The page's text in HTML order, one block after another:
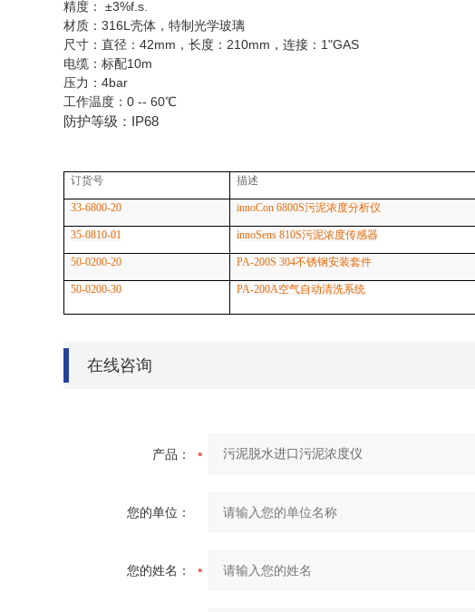
精度： ±3%f.s.
材质：316L壳体，特制光学玻璃
尺寸：直径：42mm，长度：210mm，连接：1"GAS
电缆：标配10m
压力：4bar
工作温度：0 -- 60℃
防护等级：IP68
订货号 描述
33-6800-20 innoCon 6800S污泥浓度分析仪
35-0810-01 innoSens 810S污泥浓度传感器
50-0200-20 PA-200S 304不锈钢安装套件
50-0200-30 PA-200A空气自动清洗系统
在线咨询
产品：
您的单位：
您的姓名：